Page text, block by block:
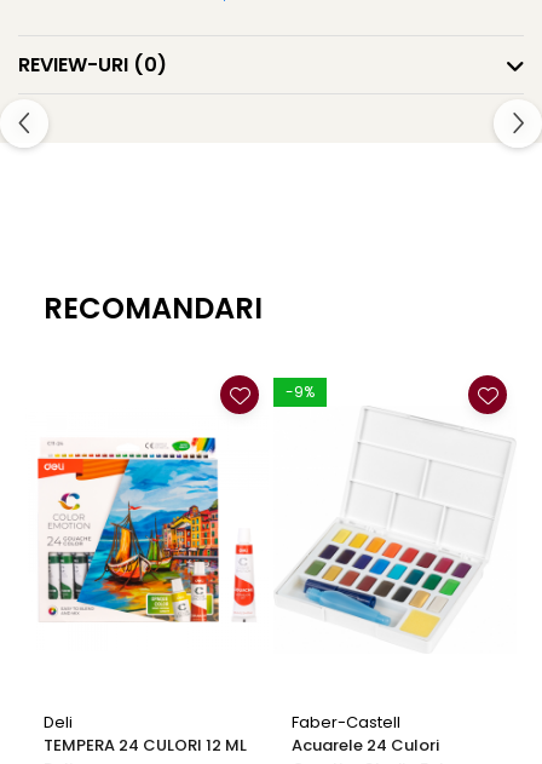
REVIEW-URI (0)
RECOMANDARI
Deli
TEMPERA 24 CULORI 12 ML
-9%
Faber-Castell
Acuarele 24 Culori